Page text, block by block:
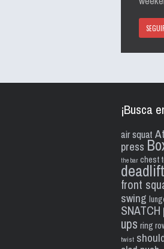
¡Busca
air squat
press
the bar chest
deadlift
front
swing
SNATCH
ups ring
twist